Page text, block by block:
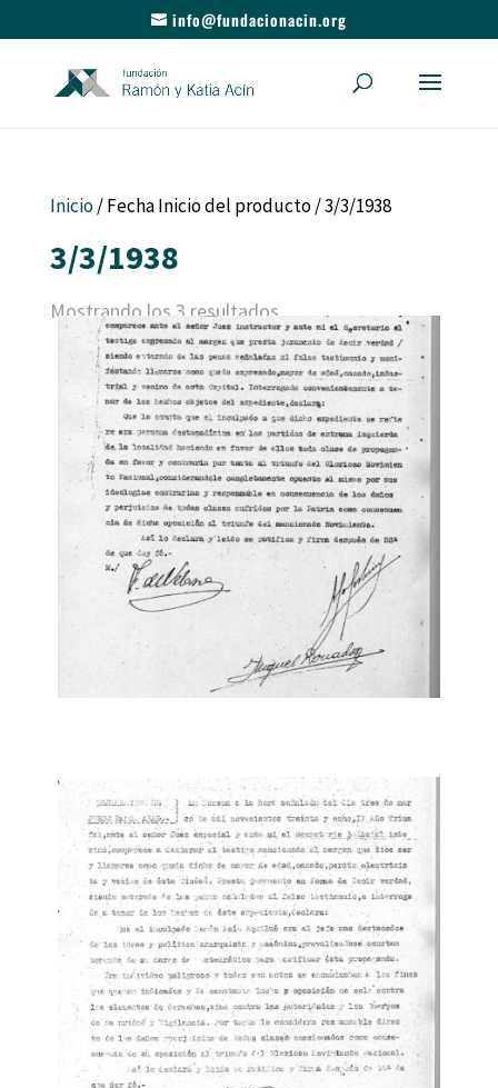
info@fundacionacin.org
Inicio/ Fecha Inicio del producto / 3/3/1938
3/3/1938
Mostrando los 3 resultados